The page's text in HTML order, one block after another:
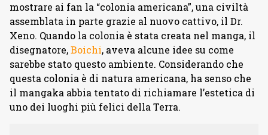
mostrare ai fan la “colonia americana”, una civiltà
assemblata in parte grazie al nuovo cattivo, il Dr.
Xeno. Quando la colonia è stata creata nel manga, il
disegnatore,Boichi, aveva alcune idee su come
sarebbe stato questo ambiente. Considerando che
questa colonia è di natura americana, ha senso che
il mangaka abbia tentato di richiamare l’estetica di
uno dei luoghi più felici della Terra.